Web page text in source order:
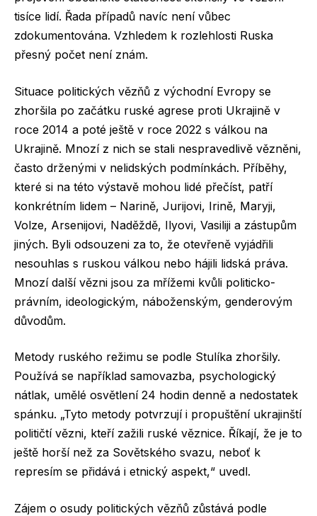
tisíce lidí. Řada případů navíc není vůbec
zdokumentována. Vzhledem k rozlehlosti Ruska
přesný počet není znám.
Situace politických vězňů z východní Evropy se
zhoršila po začátku ruské agrese proti Ukrajině v
roce 2014 a poté ještě v roce 2022 s válkou na
Ukrajině. Mnozí z nich se stali nespravedlivě vězněni,
často drženými v nelidských podmínkách. Příběhy,
které si na této výstavě mohou lidé přečíst, patří
konkrétním lidem – Narině, Jurijovi, Irině, Maryji,
Volze, Arsenijovi, Naděždě, Ilyovi, Vasiliji a zástupům
jiných. Byli odsouzeni za to, že otevřeně vyjádřili
nesouhlas s ruskou válkou nebo hájili lidská práva.
Mnozí další vězni jsou za mřížemi kvůli politicko-
právním, ideologickým, náboženským, genderovým
důvodům.
Metody ruského režimu se podle Stulíka zhoršily.
Používá se například samovazba, psychologický
nátlak, umělé osvětlení 24 hodin denně a nedostatek
spánku. „Tyto metody potvrzují i propuštění ukrajinští
političtí vězni, kteří zažili ruské věznice. Říkají, že je to
ještě horší než za Sovětského svazu, neboť k
represím se přidává i etnický aspekt,“ uvedl.
Zájem o osudy politických vězňů zůstává podle